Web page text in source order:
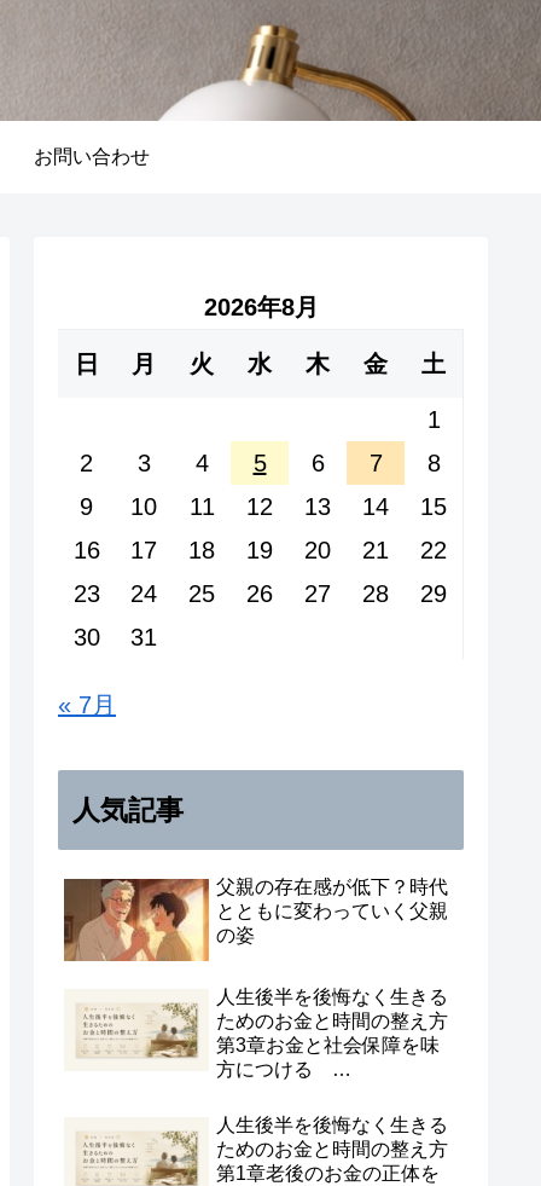
お問い合わせ
2026年8月
日 月 火 水 木 金 土
1
2
3 4 5 6 7
8
9
10 11 12 13 14
15
16
17 18 19 20 21
22
23
24 25 26 27 28
29
30
31
« 7月
人気記事
父親の存在感が低下？時代
とともに変わっていく父親
の姿
人生後半を後悔なく生きる
ためのお金と時間の整え方
第3章お金と社会保障を味
方につける
人生後半を後悔なく生きる
ためのお金と時間の整え方
第1章老後のお金の正体を